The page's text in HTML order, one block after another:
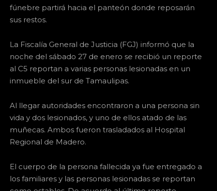
fúnebre partirá hacia el panteón donde reposarán
sus restos.
La Fiscalía General de Justicia (FGJ) informó que la
noche del sábado 27 de enero se recibió un reporte
al C5 reportan a varias personas lesionadas en un
inmueble del sur de Tamaulipas.
Al llegar autoridades encontraron a una persona sin
vida y dos lesionados, y uno de ellos atado de las
muñecas. Ambos fueron trasladados al Hospital
Regional de Madero.
El cuerpo de la persona fallecida ya fue entregado a
los familiares y las personas lesionadas se reportan